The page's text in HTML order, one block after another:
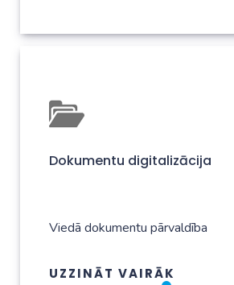
Dokumentu digitalizācija
Viedā dokumentu pārvaldība
UZZINĀT VAIRĀK